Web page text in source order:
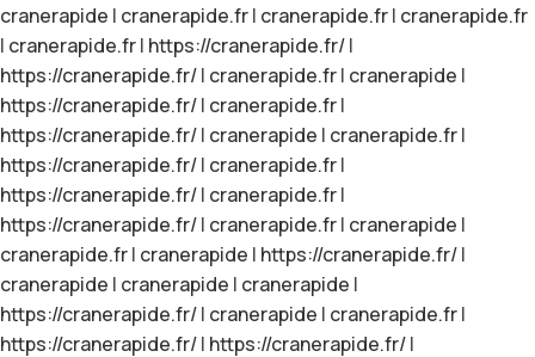
cranerapide | cranerapide.fr| cranerapide.fr| cranerapide.fr
| cranerapide.fr| https://cranerapide.fr/|
https://cranerapide.fr/| cranerapide.fr| cranerapide |
https://cranerapide.fr/| cranerapide.fr|
https://cranerapide.fr/| cranerapide | cranerapide.fr|
https://cranerapide.fr/| cranerapide.fr|
https://cranerapide.fr/| cranerapide.fr|
https://cranerapide.fr/| cranerapide.fr| cranerapide |
cranerapide.fr| cranerapide | https://cranerapide.fr/|
cranerapide | cranerapide | cranerapide |
https://cranerapide.fr/| cranerapide | cranerapide.fr|
https://cranerapide.fr/| https://cranerapide.fr/|